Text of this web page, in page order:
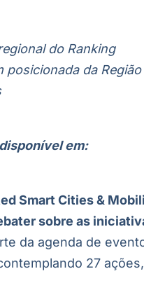
Academia
Call For Papers
Ranking
do Ranking
posicionada da Região
em:
Smart Cities &
sobre as
da agenda de
27 ações,